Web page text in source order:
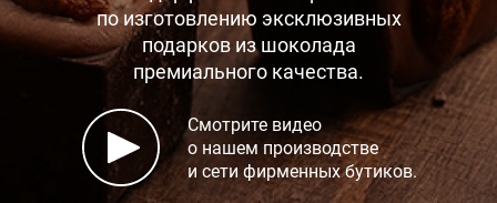
по изготовлению эксклюзивных
подарков из шоколада
премиального качества.
Смотрите видео
о нашем производстве
и сети фирменных бутиков.